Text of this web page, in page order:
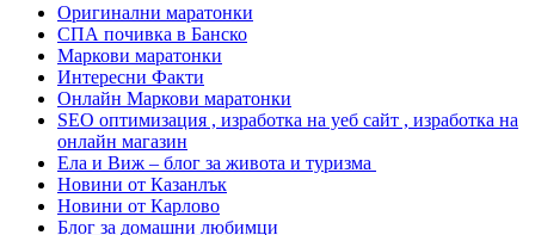
Оригинални маратонки
СПА почивка в Банско
Маркови маратонки
Интересни Факти
Онлайн Маркови маратонки
SEO оптимизация , изработка на уеб сайт , изработка на
онлайн магазин
Ела и Виж – блог за живота и туризма
Новини от Казанлък
Новини от Карлово
Блог за домашни любимци